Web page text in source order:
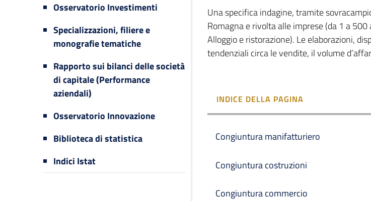
Osservatorio Investimenti
Specializzazioni, filiere e
monografie tematiche
Rapporto sui bilanci delle società
di capitale (Performance
aziendali)
Osservatorio Innovazione
Biblioteca di statistica
Indici Istat
Una specifica indagine, tramite
Romagna e rivolta alle imprese (da 1 a
Alloggio e ristorazione). Le elaborazioni,
tendenziali circa le vendite, il volume
INDICE DELLA PAGINA
Congiuntura manifatturiero
Congiuntura costruzioni
Congiuntura commercio